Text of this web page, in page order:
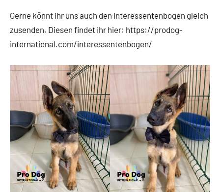
Gerne könnt ihr uns auch den Interessentenbogen gleich
zusenden. Diesen findet ihr hier: https://prodog-
international.com/interessentenbogen/